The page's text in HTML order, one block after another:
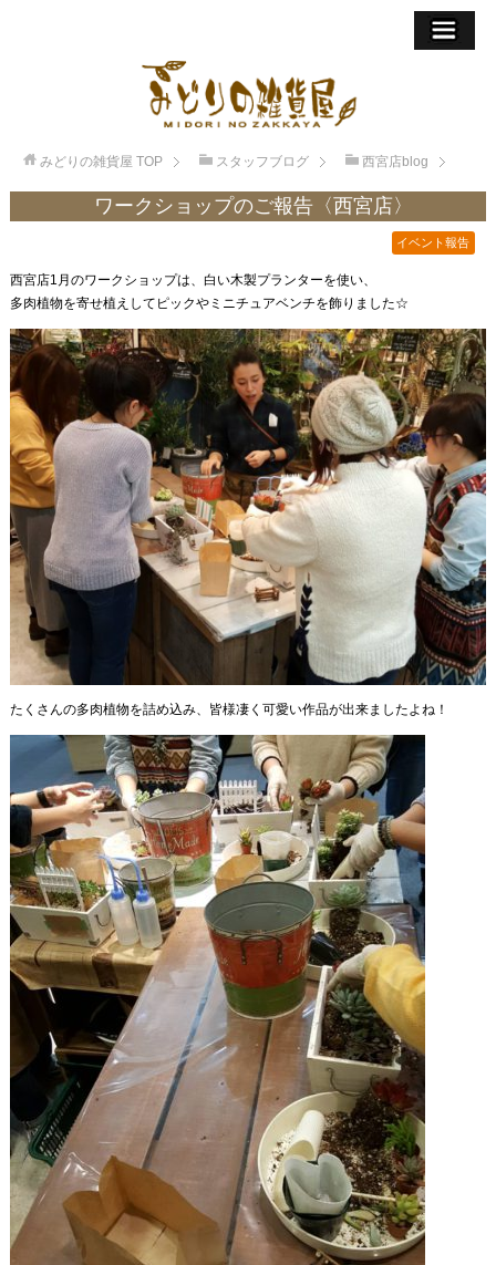
みどりの雑貨屋 TOP スタッフブログ 西宮店blog
ワークショップのご報告〈西宮店〉
イベント報告
西宮店1月のワークショップは、白い木製プランターを使い、
多肉植物を寄せ植えしてピックやミニチュアベンチを飾りました☆
たくさんの多肉植物を詰め込み、皆様凄く可愛い作品が出来ましたよね！